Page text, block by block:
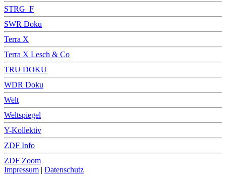
STRG_F
SWR Doku
Terra X
Terra X Lesch & Co
TRU DOKU
WDR Doku
Welt
Weltspiegel
Y-Kollektiv
ZDF Info
ZDF Zoom
Impressum | Datenschutz